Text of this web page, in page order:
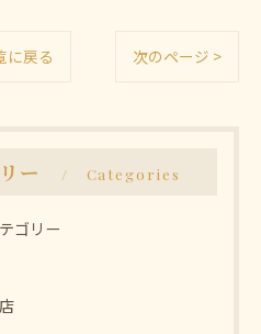
に戻る 次のページ >
ー Categories
ゴリー